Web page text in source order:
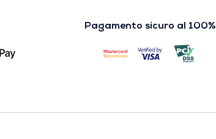
Pagamento sicuro al 100%